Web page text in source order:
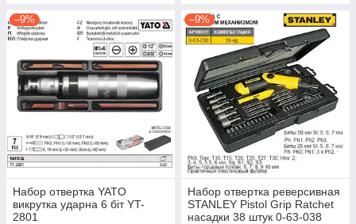
–9%
Набор отвертка YATO
викрутка ударна 6 біт YT-
2801
–9%
Набор отвертка реверсивная
STANLEY Pistol Grip Ratchet
насадки 38 штук 0-63-038